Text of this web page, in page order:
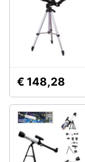
€ 148,28